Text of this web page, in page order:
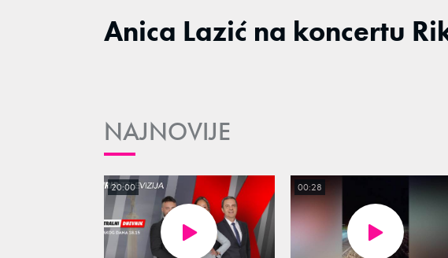
Anica Lazić na koncertu
NAJNOVIJE
20:00 00:28